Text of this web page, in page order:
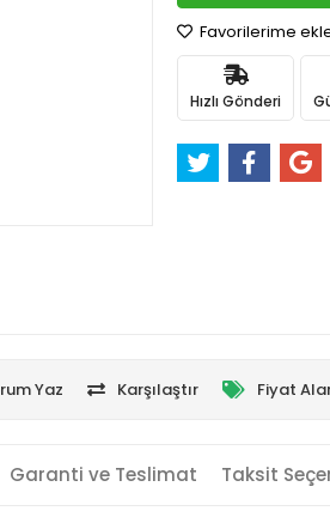
Favorilerime
Hızlı Gönderi
Yaz Karşılaştır Fiyat
Garanti ve Teslimat Taksit